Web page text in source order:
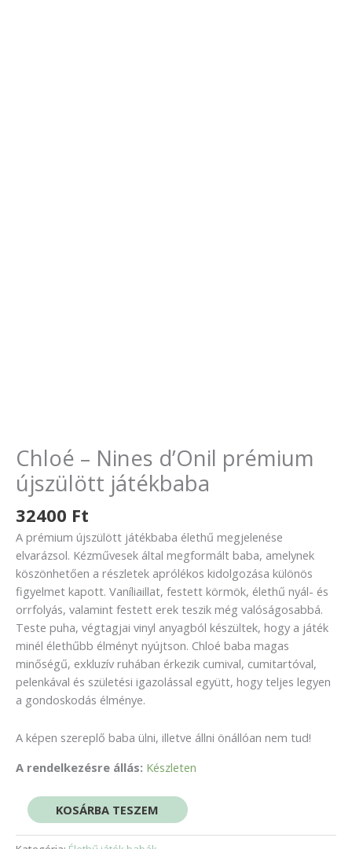
Chloé – Nines d’Onil prémium
újszülött játékbaba
32400 Ft
A prémium újszülött játékbaba élethű megjelenése
elvarázsol. Kézművesek által megformált baba, amelynek
köszönhetően a részletek aprólékos kidolgozása különös
figyelmet kapott. Vaníliaillat, festett körmök, élethű nyál- és
orrfolyás, valamint festett erek teszik még valóságosabbá.
Teste puha, végtagjai vinyl anyagból készültek, hogy a játék
minél élethűbb élményt nyújtson. Chloé baba magas
minőségű, exkluzív ruhában érkezik cumival, cumitartóval,
pelenkával és születési igazolással együtt, hogy teljes legyen
a gondoskodás élménye.
A képen szereplő baba ülni, illetve állni önállóan nem tud!
A rendelkezésre állás: Készleten
KOSÁRBA TESZEM